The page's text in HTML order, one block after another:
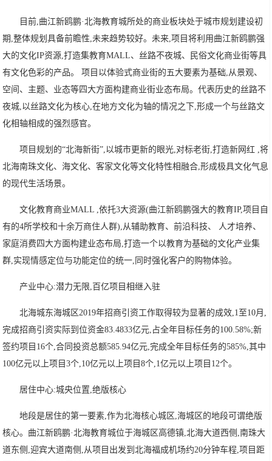
目前,曲江新鸥鹏·北海教育城所处的商业板块处于城市规划建设初
期,整体规划具备前瞻性,未来趋势较好。未来,项目将利用曲江新鸥鹏强
大的文化IP资源,打造集教育MALL、丝路不夜城、民俗文化商业街等具
有文化色彩的产品。 项目以体验式商业街的五大要素为基础,从景观、
空间、主题、业态等四大方面构建商业街业态布局。代表历史的丝路不
夜城,以丝路文化为核心,在地方文化为轴的情况之下,形成一个与丝路文
化相轴相成的强烈感官。
项目规划的“北海新街”,以城市更新的眼光,对标老街,打造新网红 ,将
北海南珠文化、海文化、客家文化等文化特性相融合,形成极具文化气息
的现代生活场景。
文化教育商业MALL ,依托3大资源(曲江新鸥鹏强大的教育IP,项目自
有的4所学校和十余万商住人群),从辅助教育、前沿科技、 人才培养、
家庭消费四大方面构建业态布局,打造一个以教育为基础的文化产业集
群,实现情感定位与功能定位的统一,同时强化客户的购物体验。
产业中心:潜力无限,百亿项目相继入驻
北海城东海城区2019年招商引资工作取得较为显著的成效,1至10月,
完成招商引资实际到位资金83.4833亿元,占全年目标任务的100.58%;新
签约项目16个,合同投资总额585.94亿元,完成全年目标任务的585%,其中
100亿元以上项目3个,10亿元以上项目8个,1亿元以上项目12个。
居住中心:城央位置,绝版核心
地段是居住的第一要素,作为北海核心城区,海城区的地段可谓绝版
核心。曲江新鸥鹏·北海教育城位于海城区高德镇,北海大道西侧,南珠大
道东侧,迎宾大道南侧,从项目出发到北海福成机场约20分钟车程,项目距